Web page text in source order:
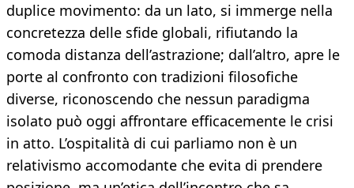
duplice movimento: da un lato, si immerge nella
concretezza delle sfide globali, rifiutando la
comoda distanza dell’astrazione; dall’altro, apre le
porte al confronto con tradizioni filosofiche
diverse, riconoscendo che nessun paradigma
isolato può oggi affrontare efficacemente le crisi
in atto. L’ospitalità di cui parliamo non è un
relativismo accomodante che evita di prendere